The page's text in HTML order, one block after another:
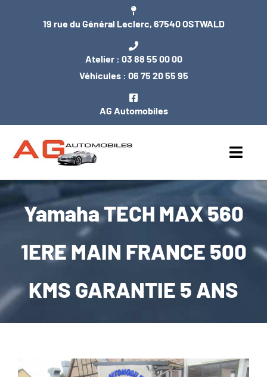
19 rue du Général Leclerc, 67540 OSTWALD
Atelier : 03 88 55 00 00
Véhicules : 06 75 20 55 95
AG Automobiles
ACCUEIL
ENTRETIEN / MÉCANIQUE
CARROSSERIE / VITRAGE
Yamaha TECH MAX 560
1ERE MAIN FRANCE 500
KMS GARANTIE 5 ANS